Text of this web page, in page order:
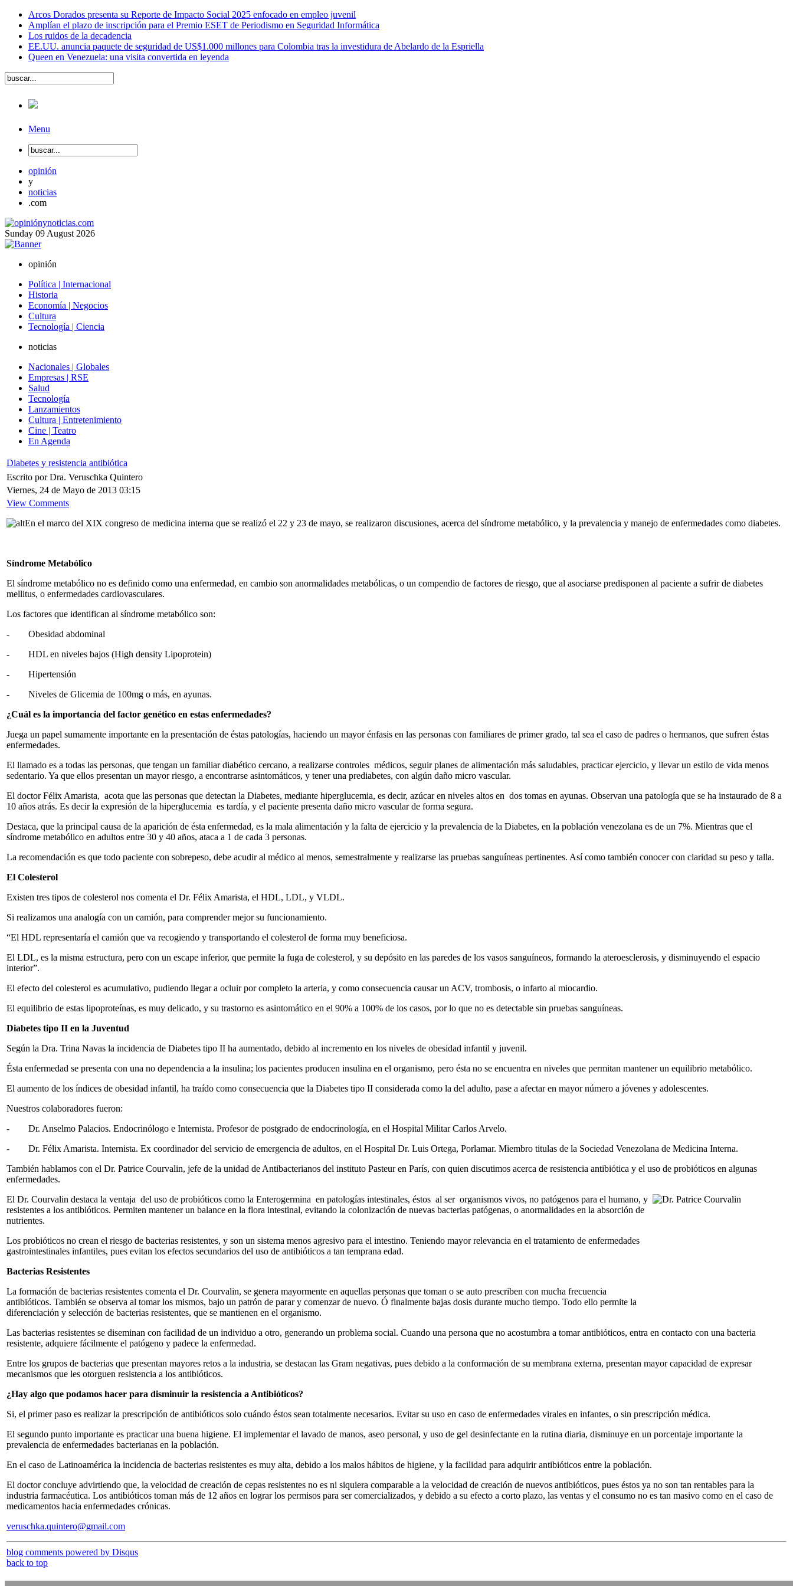
Arcos Dorados presenta su Reporte de Impacto Social 2025 enfocado en empleo juvenil
Amplían el plazo de inscripción para el Premio ESET de Periodismo en Seguridad Informática
Los ruidos de la decadencia
EE.UU. anuncia paquete de seguridad de US$1.000 millones para Colombia tras la investidura de Abelardo de la Espriella
Queen en Venezuela: una visita convertida en leyenda
Menu
opinión
y
noticias
.com
Sunday 09 August 2026
opinión
Política | Internacional
Historia
Economía | Negocios
Cultura
Tecnología | Ciencia
noticias
Nacionales | Globales
Empresas | RSE
Salud
Tecnología
Lanzamientos
Cultura | Entretenimiento
Cine | Teatro
En Agenda
Diabetes y resistencia antibiótica
Escrito por Dra. Veruschka Quintero
Viernes, 24 de Mayo de 2013 03:15
View Comments
En el marco del XIX congreso de medicina interna que se realizó el 22 y 23 de mayo, se realizaron discusiones, acerca del síndrome metabólico, y la prevalencia y manejo de enfermedades como diabetes.
Síndrome Metabólico
El síndrome metabólico no es definido como una enfermedad, en cambio son anormalidades metabólicas, o un compendio de factores de riesgo, que al asociarse predisponen al paciente a sufrir de diabetes
mellitus, o enfermedades cardiovasculares.
Los factores que identifican al síndrome metabólico son:
- Obesidad abdominal
- HDL en niveles bajos (High density Lipoprotein)
- Hipertensión
- Niveles de Glicemia de 100mg o más, en ayunas.
¿Cuál es la importancia del factor genético en estas enfermedades?
Juega un papel sumamente importante en la presentación de éstas patologías, haciendo un mayor énfasis en las personas con familiares de primer grado, tal sea el caso de padres o hermanos, que sufren éstas
enfermedades.
El llamado es a todas las personas, que tengan un familiar diabético cercano, a realizarse controles médicos, seguir planes de alimentación más saludables, practicar ejercicio, y llevar un estilo de vida menos
sedentario. Ya que ellos presentan un mayor riesgo, a encontrarse asintomáticos, y tener una prediabetes, con algún daño micro vascular.
El doctor Félix Amarista, acota que las personas que detectan la Diabetes, mediante hiperglucemia, es decir, azúcar en niveles altos en dos tomas en ayunas. Observan una patología que se ha instaurado de 8 a
10 años atrás. Es decir la expresión de la hiperglucemia es tardía, y el paciente presenta daño micro vascular de forma segura.
Destaca, que la principal causa de la aparición de ésta enfermedad, es la mala alimentación y la falta de ejercicio y la prevalencia de la Diabetes, en la población venezolana es de un 7%. Mientras que el
síndrome metabólico en adultos entre 30 y 40 años, ataca a 1 de cada 3 personas.
La recomendación es que todo paciente con sobrepeso, debe acudir al médico al menos, semestralmente y realizarse las pruebas sanguíneas pertinentes. Así como también conocer con claridad su peso y talla.
El Colesterol
Existen tres tipos de colesterol nos comenta el Dr. Félix Amarista, el HDL, LDL, y VLDL.
Si realizamos una analogía con un camión, para comprender mejor su funcionamiento.
“El HDL representaría el camión que va recogiendo y transportando el colesterol de forma muy beneficiosa.
El LDL, es la misma estructura, pero con un escape inferior, que permite la fuga de colesterol, y su depósito en las paredes de los vasos sanguíneos, formando la ateroesclerosis, y disminuyendo el espacio
interior”.
El efecto del colesterol es acumulativo, pudiendo llegar a ocluir por completo la arteria, y como consecuencia causar un ACV, trombosis, o infarto al miocardio.
El equilibrio de estas lipoproteínas, es muy delicado, y su trastorno es asintomático en el 90% a 100% de los casos, por lo que no es detectable sin pruebas sanguíneas.
Diabetes tipo II en la Juventud
Según la Dra. Trina Navas la incidencia de Diabetes tipo II ha aumentado, debido al incremento en los niveles de obesidad infantil y juvenil.
Ésta enfermedad se presenta con una no dependencia a la insulina; los pacientes producen insulina en el organismo, pero ésta no se encuentra en niveles que permitan mantener un equilibrio metabólico.
El aumento de los índices de obesidad infantil, ha traído como consecuencia que la Diabetes tipo II considerada como la del adulto, pase a afectar en mayor número a jóvenes y adolescentes.
Nuestros colaboradores fueron:
- Dr. Anselmo Palacios. Endocrinólogo e Internista. Profesor de postgrado de endocrinología, en el Hospital Militar Carlos Arvelo.
- Dr. Félix Amarista. Internista. Ex coordinador del servicio de emergencia de adultos, en el Hospital Dr. Luis Ortega, Porlamar. Miembro titulas de la Sociedad Venezolana de Medicina Interna.
También hablamos con el Dr. Patrice Courvalin, jefe de la unidad de Antibacterianos del instituto Pasteur en París, con quien discutimos acerca de resistencia antibiótica y el uso de probióticos en algunas
enfermedades.
El Dr. Courvalin destaca la ventaja del uso de probióticos como la Enterogermina en patologías intestinales, éstos al ser organismos vivos, no patógenos para el humano, y
resistentes a los antibióticos. Permiten mantener un balance en la flora intestinal, evitando la colonización de nuevas bacterias patógenas, o anormalidades en la absorción de
nutrientes.
Los probióticos no crean el riesgo de bacterias resistentes, y son un sistema menos agresivo para el intestino. Teniendo mayor relevancia en el tratamiento de enfermedades
gastrointestinales infantiles, pues evitan los efectos secundarios del uso de antibióticos a tan temprana edad.
Bacterias Resistentes
La formación de bacterias resistentes comenta el Dr. Courvalin, se genera mayormente en aquellas personas que toman o se auto prescriben con mucha frecuencia
antibióticos. También se observa al tomar los mismos, bajo un patrón de parar y comenzar de nuevo. Ó finalmente bajas dosis durante mucho tiempo. Todo ello permite la
diferenciación y selección de bacterias resistentes, que se mantienen en el organismo.
Las bacterias resistentes se diseminan con facilidad de un individuo a otro, generando un problema social. Cuando una persona que no acostumbra a tomar antibióticos, entra en contacto con una bacteria
resistente, adquiere fácilmente el patógeno y padece la enfermedad.
Entre los grupos de bacterias que presentan mayores retos a la industria, se destacan las Gram negativas, pues debido a la conformación de su membrana externa, presentan mayor capacidad de expresar
mecanismos que les otorguen resistencia a los antibióticos.
¿Hay algo que podamos hacer para disminuir la resistencia a Antibióticos?
Si, el primer paso es realizar la prescripción de antibióticos solo cuándo éstos sean totalmente necesarios. Evitar su uso en caso de enfermedades virales en infantes, o sin prescripción médica.
El segundo punto importante es practicar una buena higiene. El implementar el lavado de manos, aseo personal, y uso de gel desinfectante en la rutina diaria, disminuye en un porcentaje importante la
prevalencia de enfermedades bacterianas en la población.
En el caso de Latinoamérica la incidencia de bacterias resistentes es muy alta, debido a los malos hábitos de higiene, y la facilidad para adquirir antibióticos entre la población.
El doctor concluye advirtiendo que, la velocidad de creación de cepas resistentes no es ni siquiera comparable a la velocidad de creación de nuevos antibióticos, pues éstos ya no son tan rentables para la
industria farmacéutica. Los antibióticos toman más de 12 años en lograr los permisos para ser comercializados, y debido a su efecto a corto plazo, las ventas y el consumo no es tan masivo como en el caso de
medicamentos hacia enfermedades crónicas.
veruschka.quintero@gmail.com
blog comments powered by Disqus
back to top